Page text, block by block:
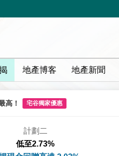
地產博客 地產新聞
高！ 宅谷獨家優惠
計劃二
低至2.73%